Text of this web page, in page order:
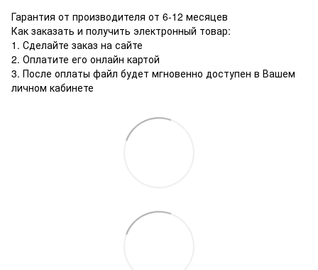
Гарантия от производителя от 6-12 месяцев
Как заказать и получить электронный товар:
1. Сделайте заказ на сайте
2. Оплатите его онлайн картой
3. После оплаты файл будет мгновенно доступен в Вашем
личном кабинете